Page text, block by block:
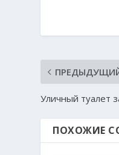
Уличный туалет
ПОХОЖИЕ